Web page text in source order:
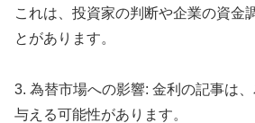
これは、投資家の判断や企業の資金
とがあります。
3. 為替市場への影響: 金利の記事は
与える可能性があります。